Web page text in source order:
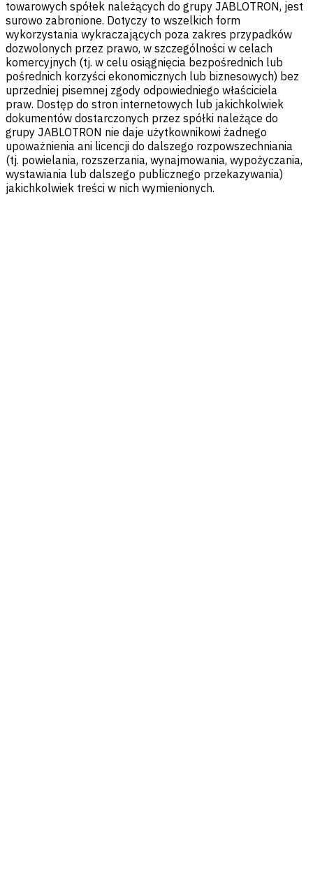
towarowych spółek należących do grupy JABLOTRON, jest
surowo zabronione. Dotyczy to wszelkich form
wykorzystania wykraczających poza zakres przypadków
dozwolonych przez prawo, w szczególności w celach
komercyjnych (tj. w celu osiągnięcia bezpośrednich lub
pośrednich korzyści ekonomicznych lub biznesowych) bez
uprzedniej pisemnej zgody odpowiedniego właściciela
praw. Dostęp do stron internetowych lub jakichkolwiek
dokumentów dostarczonych przez spółki należące do
grupy JABLOTRON nie daje użytkownikowi żadnego
upoważnienia ani licencji do dalszego rozpowszechniania
(tj. powielania, rozszerzania, wynajmowania, wypożyczania,
wystawiania lub dalszego publicznego przekazywania)
jakichkolwiek treści w nich wymienionych.